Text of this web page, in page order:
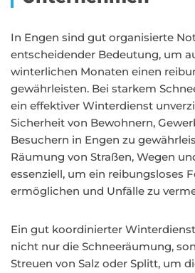
In Engen sind gut organisierte
entscheidender Bedeutung, um
winterlichen Monaten einen
gewährleisten. Bei starkem
ein effektiver Winterdienst
Sicherheit von Bewohnern,
Besuchern in Engen zu
Räumung von Straßen, Wegen
essenziell, um ein reibungsloses
ermöglichen und Unfälle zu
Ein gut koordinierter
nicht nur die Schneeräumung,
Streuen von Salz oder Splitt, um